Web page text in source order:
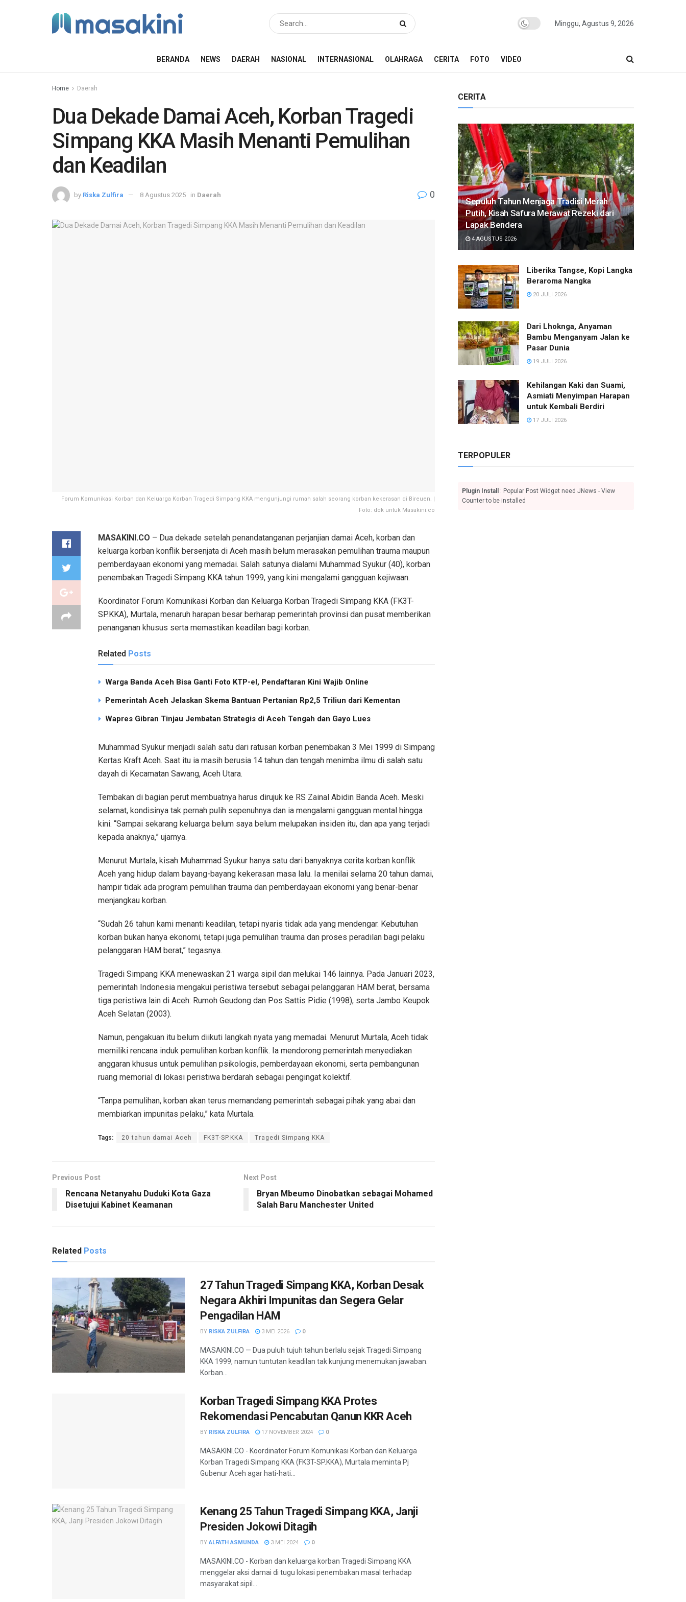
Minggu, Agustus 9, 2026
BERANDA NEWS DAERAH NASIONAL INTERNASIONAL OLAHRAGA CERITA FOTO VIDEO
Home Daerah
Dua Dekade Damai Aceh, Korban Tragedi
Simpang KKA Masih Menanti Pemulihan
dan Keadilan
by Riska Zulfira 8 Agustus 2025 in Daerah 0
Forum Komunikasi Korban dan Keluarga Korban Tragedi Simpang KKA mengunjungi rumah salah seorang korban kekerasan di Bireuen. |
Foto: dok untuk Masakini.co
MASAKINI.CO – Dua dekade setelah penandatanganan perjanjian damai Aceh, korban dan
keluarga korban konflik bersenjata di Aceh masih belum merasakan pemulihan trauma maupun
pemberdayaan ekonomi yang memadai. Salah satunya dialami Muhammad Syukur (40), korban
penembakan Tragedi Simpang KKA tahun 1999, yang kini mengalami gangguan kejiwaan.
Koordinator Forum Komunikasi Korban dan Keluarga Korban Tragedi Simpang KKA (FK3T-
SP.KKA), Murtala, menaruh harapan besar berharap pemerintah provinsi dan pusat memberikan
penanganan khusus serta memastikan keadilan bagi korban.
Related Posts
Warga Banda Aceh Bisa Ganti Foto KTP-el, Pendaftaran Kini Wajib Online
Pemerintah Aceh Jelaskan Skema Bantuan Pertanian Rp2,5 Triliun dari Kementan
Wapres Gibran Tinjau Jembatan Strategis di Aceh Tengah dan Gayo Lues
Muhammad Syukur menjadi salah satu dari ratusan korban penembakan 3 Mei 1999 di Simpang
Kertas Kraft Aceh. Saat itu ia masih berusia 14 tahun dan tengah menimba ilmu di salah satu
dayah di Kecamatan Sawang, Aceh Utara.
Tembakan di bagian perut membuatnya harus dirujuk ke RS Zainal Abidin Banda Aceh. Meski
selamat, kondisinya tak pernah pulih sepenuhnya dan ia mengalami gangguan mental hingga
kini. “Sampai sekarang keluarga belum saya belum melupakan insiden itu, dan apa yang terjadi
kepada anaknya,” ujarnya.
Menurut Murtala, kisah Muhammad Syukur hanya satu dari banyaknya cerita korban konflik
Aceh yang hidup dalam bayang-bayang kekerasan masa lalu. Ia menilai selama 20 tahun damai,
hampir tidak ada program pemulihan trauma dan pemberdayaan ekonomi yang benar-benar
menjangkau korban.
“Sudah 26 tahun kami menanti keadilan, tetapi nyaris tidak ada yang mendengar. Kebutuhan
korban bukan hanya ekonomi, tetapi juga pemulihan trauma dan proses peradilan bagi pelaku
pelanggaran HAM berat,” tegasnya.
Tragedi Simpang KKA menewaskan 21 warga sipil dan melukai 146 lainnya. Pada Januari 2023,
pemerintah Indonesia mengakui peristiwa tersebut sebagai pelanggaran HAM berat, bersama
tiga peristiwa lain di Aceh: Rumoh Geudong dan Pos Sattis Pidie (1998), serta Jambo Keupok
Aceh Selatan (2003).
Namun, pengakuan itu belum diikuti langkah nyata yang memadai. Menurut Murtala, Aceh tidak
memiliki rencana induk pemulihan korban konflik. Ia mendorong pemerintah menyediakan
anggaran khusus untuk pemulihan psikologis, pemberdayaan ekonomi, serta pembangunan
ruang memorial di lokasi peristiwa berdarah sebagai pengingat kolektif.
“Tanpa pemulihan, korban akan terus memandang pemerintah sebagai pihak yang abai dan
membiarkan impunitas pelaku,” kata Murtala.
Tags: 20 tahun damai Aceh FK3T-SP.KKA Tragedi Simpang KKA
Previous Post
Rencana Netanyahu Duduki Kota Gaza
Disetujui Kabinet Keamanan
Next Post
Bryan Mbeumo Dinobatkan sebagai Mohamed
Salah Baru Manchester United
Related Posts
27 Tahun Tragedi Simpang KKA, Korban Desak
Negara Akhiri Impunitas dan Segera Gelar
Pengadilan HAM
BY RISKA ZULFIRA 3 MEI 2026 0
MASAKINI.CO — Dua puluh tujuh tahun berlalu sejak Tragedi Simpang
KKA 1999, namun tuntutan keadilan tak kunjung menemukan jawaban.
Korban...
Korban Tragedi Simpang KKA Protes
Rekomendasi Pencabutan Qanun KKR Aceh
BY RISKA ZULFIRA 17 NOVEMBER 2024 0
MASAKINI.CO - Koordinator Forum Komunikasi Korban dan Keluarga
Korban Tragedi Simpang KKA (FK3T-SP.KKA), Murtala meminta Pj
Gubenur Aceh agar hati-hati...
Kenang 25 Tahun Tragedi Simpang KKA, Janji
Presiden Jokowi Ditagih
BY ALFATH ASMUNDA 3 MEI 2024 0
MASAKINI.CO - Korban dan keluarga korban Tragedi Simpang KKA
menggelar aksi damai di tugu lokasi penembakan masal terhadap
masyarakat sipil...
CERITA
Sepuluh Tahun Menjaga Tradisi Merah
Putih, Kisah Safura Merawat Rezeki dari
Lapak Bendera
4 AGUSTUS 2026
Liberika Tangse, Kopi Langka
Beraroma Nangka
20 JULI 2026
Dari Lhoknga, Anyaman
Bambu Menganyam Jalan ke
Pasar Dunia
19 JULI 2026
Kehilangan Kaki dan Suami,
Asmiati Menyimpan Harapan
untuk Kembali Berdiri
17 JULI 2026
TERPOPULER
Plugin Install
: Popular Post Widget need JNews - View
Counter to be installed